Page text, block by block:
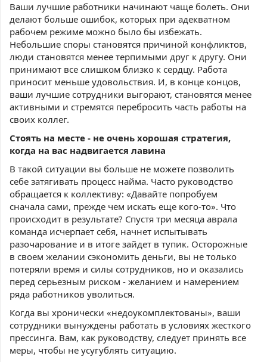
Ваши лучшие работники начинают чаще болеть. Они
делают больше ошибок, которых при адекватном
рабочем режиме можно было бы избежать.
Небольшие споры становятся причиной конфликтов,
люди становятся менее терпимыми друг к другу. Они
принимают все слишком близко к сердцу. Работа
приносит меньше удовольствия. И, в конце концов,
ваши лучшие сотрудники выгорают, становятся менее
активными и стремятся перебросить часть работы на
своих коллег.
Стоять на месте - не очень хорошая стратегия,
когда на вас надвигается лавина
В такой ситуации вы больше не можете позволить
себе затягивать процесс найма. Часто руководство
обращается к коллективу: «Давайте попробуем
сначала сами, прежде чем искать еще кого-то». Что
происходит в результате? Спустя три месяца аврала
команда исчерпает себя, начнет испытывать
разочарование и в итоге зайдет в тупик. Осторожные
в своем желании сэкономить деньги, вы не только
потеряли время и силы сотрудников, но и оказались
перед серьезным риском - желанием и намерением
ряда работников уволиться.
Когда вы хронически «недоукомплектованы», ваши
сотрудники вынуждены работать в условиях жесткого
прессинга. Вам, как руководству, следует принять все
меры, чтобы не усугублять ситуацию.